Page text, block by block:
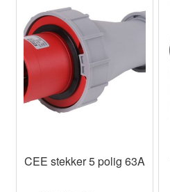
CEE stekker 5 polig 63A